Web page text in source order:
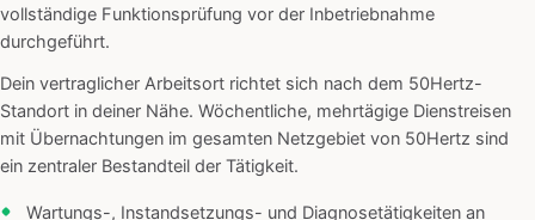
vollständige Funktionsprüfung vor der Inbetriebnahme
durchgeführt.
Dein vertraglicher Arbeitsort richtet sich nach dem 50Hertz-
Standort in deiner Nähe. Wöchentliche, mehrtägige Dienstreisen
mit Übernachtungen im gesamten Netzgebiet von 50Hertz sind
ein zentraler Bestandteil der Tätigkeit.
Wartungs-, Instandsetzungs- und Diagnosetätigkeiten an